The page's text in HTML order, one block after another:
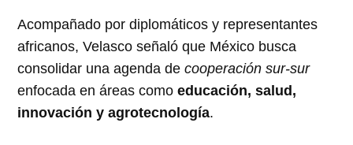
Acompañado por diplomáticos y representantes
africanos, Velasco señaló que México busca
consolidar una agenda decooperación sur-sur
enfocada en áreas comoeducación, salud,
innovación y agrotecnología.